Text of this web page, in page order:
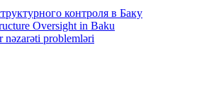
контроля в Баку
Oversight in Baku
nəzarəti problemləri